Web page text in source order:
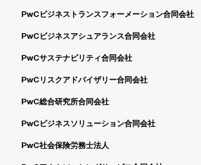
PwCビジネストランスフォーメーション合同会社
PwCビジネスアシュアランス合同会社
PwCサステナビリティ合同会社
PwCリスクアドバイザリー合同会社
PwC総合研究所合同会社
PwCビジネスソリューション合同会社
PwC社会保険労務士法人